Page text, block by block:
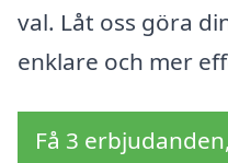
val. Låt oss göra
enklare och mer
Få 3